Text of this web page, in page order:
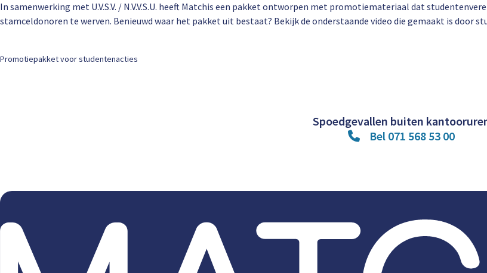
In samenwerking met U.V.S.V. / N.V.V.S.U. heeft Matchis een pakket ontworpen met promotiemateriaal dat
stamceldonoren te werven. Benieuwd waar het pakket uit bestaat? Bekijk de onderstaande video die gemaakt is door
Promotiepakket voor studentenacties
Spoedgevallen buiten
Bel 071 568 53 00